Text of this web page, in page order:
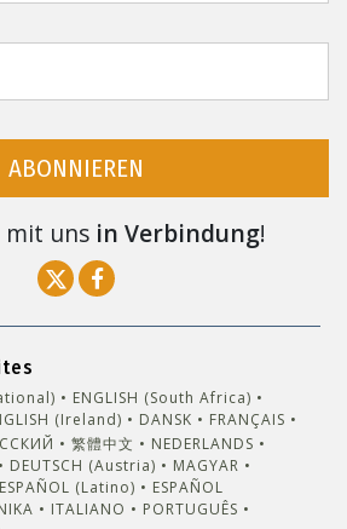
ABONNIEREN
mit uns in Verbindung!
ENGLISH (South Africa)
(Ireland) DANSK FRANÇAIS
繁體中文
NEDERLANDS
DEUTSCH (Austria)
MAGYAR
ESPAÑOL (Latino)
ESPAÑOL
ITALIANO
PORTUGUÊS